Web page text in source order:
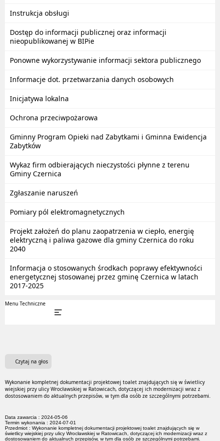
Instrukcja obsługi
Dostęp do informacji publicznej oraz informacji
nieopublikowanej w BIPie
Ponowne wykorzystywanie informacji sektora publicznego
Informacje dot. przetwarzania danych osobowych
Inicjatywa lokalna
Ochrona przeciwpożarowa
Gminny Program Opieki nad Zabytkami i Gminna Ewidencja
Zabytków
Wykaz firm odbierających nieczystości płynne z terenu
Gminy Czernica
Zgłaszanie naruszeń
Pomiary pól elektromagnetycznych
Projekt założeń do planu zaopatrzenia w ciepło, energię
elektryczną i paliwa gazowe dla gminy Czernica do roku
2040
Informacja o stosowanych środkach poprawy efektywności
energetycznej stosowanej przez gminę Czernica w latach
2017-2025
Menu Techniczne
Czytaj na głos
Wykonanie kompletnej dokumentacji projektowej toalet znajdujących się w świetlicy
wiejskiej przy ulicy Wrocławskiej w Ratowicach, dotyczącej ich modernizacji wraz z
dostosowaniem do aktualnych przepisów, w tym dla osób ze szczególnymi potrzebami.
Data zawarcia : 2024-05-06
Termin wykonania : 2024-07-01
Przedmiot : Wykonanie kompletnej dokumentacji projektowej toalet znajdujących się w
świetlicy wiejskiej przy ulicy Wrocławskiej w Ratowicach, dotyczącej ich modernizacji wraz z
dostosowaniem do aktualnych przepisów, w tym dla osób ze szczególnymi potrzebami.